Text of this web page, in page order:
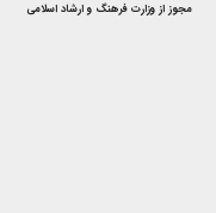
مجوز از وزارت فرهنگ و ارشاد اسلامی